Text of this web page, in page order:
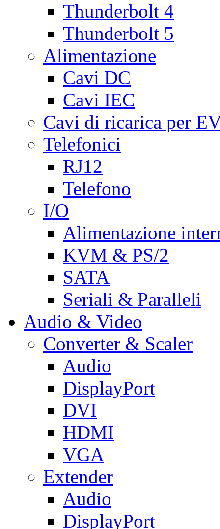
Thunderbolt 4
Thunderbolt 5
Alimentazione
Cavi DC
Cavi IEC
Cavi di ricarica per
Telefonici
RJ12
Telefono
I/O
Alimentazione
KVM & PS/2
SATA
Seriali & Paralleli
Audio & Video
Converter & Scaler
Audio
DisplayPort
DVI
HDMI
VGA
Extender
Audio
DisplayPort